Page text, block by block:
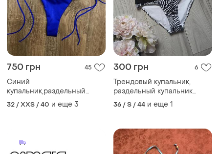
750 грн 45
Синий
купальник,раздельный
синий купальник,купальник
бикини,синие бикини
32 / XXS / 40 и еще 3
300 грн 6
Трендовый купальник,
раздельный купальник
бикини тренд
36 / S / 44 и еще 1